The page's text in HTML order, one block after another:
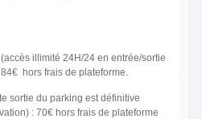
illimité 24H/24 en entrée/sortie
hors frais de plateforme.
sortie du parking est définitive
: 70€ hors frais de plateforme